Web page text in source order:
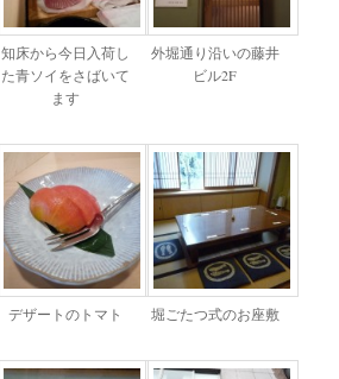
知床から今日入荷し
た青ソイをさばいて
ます
外堀通り沿いの藤井
ビル2F
デザートのトマト 堀ごたつ式のお座敷